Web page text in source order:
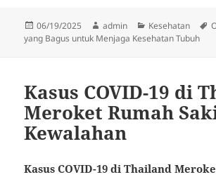
Diposkan
pada
06/19/2025 Penulis
admin Kategori
Kesehatan
yang Bagus untuk Menjaga Kesehatan Tubuh
Kasus COVID-19 di
Meroket Rumah
Kewalahan
Kasus COVID-19 di Thailand